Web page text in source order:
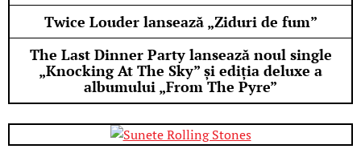
Twice Louder lansează „Ziduri de fum”
The Last Dinner Party lansează noul single
„Knocking At The Sky” și ediția deluxe a
albumului „From The Pyre”